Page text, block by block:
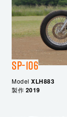
SP-106
Model XLH883
製作 2019